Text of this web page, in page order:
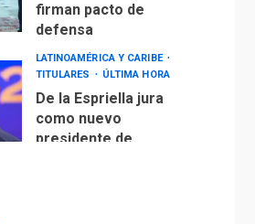
firman pacto de
defensa
LATINOAMÉRICA Y CARIBE
TITULARES
ÚLTIMA HORA
De la Espriella jura
como nuevo
presidente de